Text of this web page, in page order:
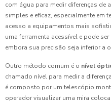
com água para medir diferenças de
simples e eficaz, especialmente em
acesso a equipamentos mais
uma ferramenta acessível e pode
embora sua precisão seja inferior a
Outro método comum é o nível
chamado nível para medir a
é composto por um telescópio
operador visualizar uma mira